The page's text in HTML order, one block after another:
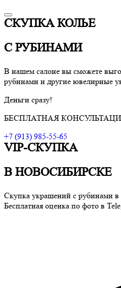
СКУПКА КОЛЬЕ
С РУБИНАМИ
В нашем салоне вы сможете
рубинами и другие ювелирные
Деньги сразу!
БЕСПЛАТНАЯ
+7 (913) 985-55-65
VIP-СКУПКА
В НОВОСИБИРСКЕ
Скупка украшений с рубинами в
Бесплатная оценка по фото в